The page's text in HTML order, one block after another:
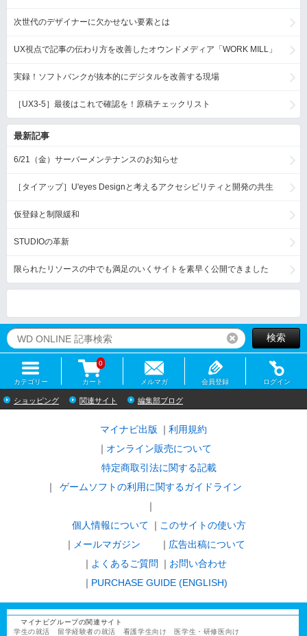
次世代のデザイナーに欠かせない要素とは
UX視点で記事の伝わり方を改善したオウンドメディア「WORK MILL」
実録！ソフトバンクが抜本的にデジタルを改善する現場
［UX3-5］最後はこれで確認を！原稿チェックリスト
最新記事
6/21（金）サーバーメンテナンスのお知らせ
［タイアップ］U'eyes Designと考えるアクセシビリティと開発の共生
仮登録と制限緩和
STUDIOの革新
限られたリソースの中でも満足のいくサイトを素早く公開できました
リセット検索
カテゴリー カート
0
メルマガ 会員登録 ログイン
ショッピング 関連サイト 編集部ブログ
マイナビ出版
利用規約
オンライン販売について
特定商取引法に関する記載
ゲームソフトの利用に関するガイドライン
｜
個人情報について
このサイトの使い方
メールマガジン
広告出稿について
よくあるご質問
お問い合わせ
PURCHASE GUIDE (ENGLISH)
マイナビグループの関連サイト
学生の就活
留学経験者の就活 看護学生向け 医学生・研修医向け